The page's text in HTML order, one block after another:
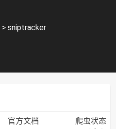
> sniptracker
官方文档
爬虫状态